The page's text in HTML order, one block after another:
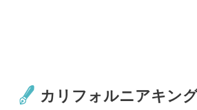
カリフォルニアキン